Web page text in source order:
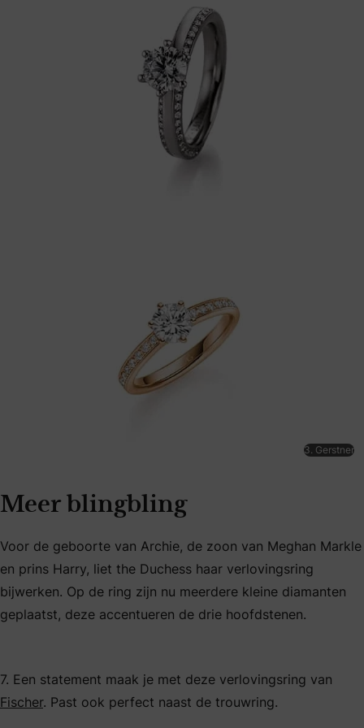
3. Gerstner
Meer blingbling
Voor de geboorte van Archie, de zoon van Meghan Markle
en prins Harry, liet the Duchess haar verlovingsring
bijwerken. Op de ring zijn nu meerdere kleine diamanten
geplaatst, deze accentueren de drie hoofdstenen.
7. Een statement maak je met deze verlovingsring van
Fischer. Past ook perfect naast de trouwring.